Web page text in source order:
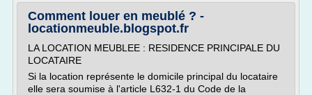
Comment louer en meublé ? -
locationmeuble.blogspot.fr
LA LOCATION MEUBLEE : RESIDENCE PRINCIPALE DU
LOCATAIRE
Si la location représente le domicile principal du locataire
elle sera soumise à l'article L632-1 du Code de la